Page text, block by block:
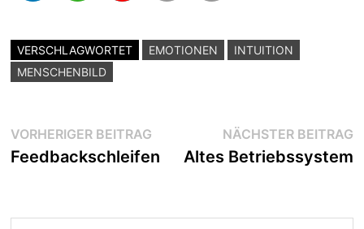
VERSCHLAGWORTET EMOTIONEN
INTUITION
MENSCHENBILD
Beitragsnavigation
VORHERIGER BEITRAG Vorheriger
Beitrag:
Feedbackschleifen
NÄCHSTER BEITRAG
Altes Betriebssystem